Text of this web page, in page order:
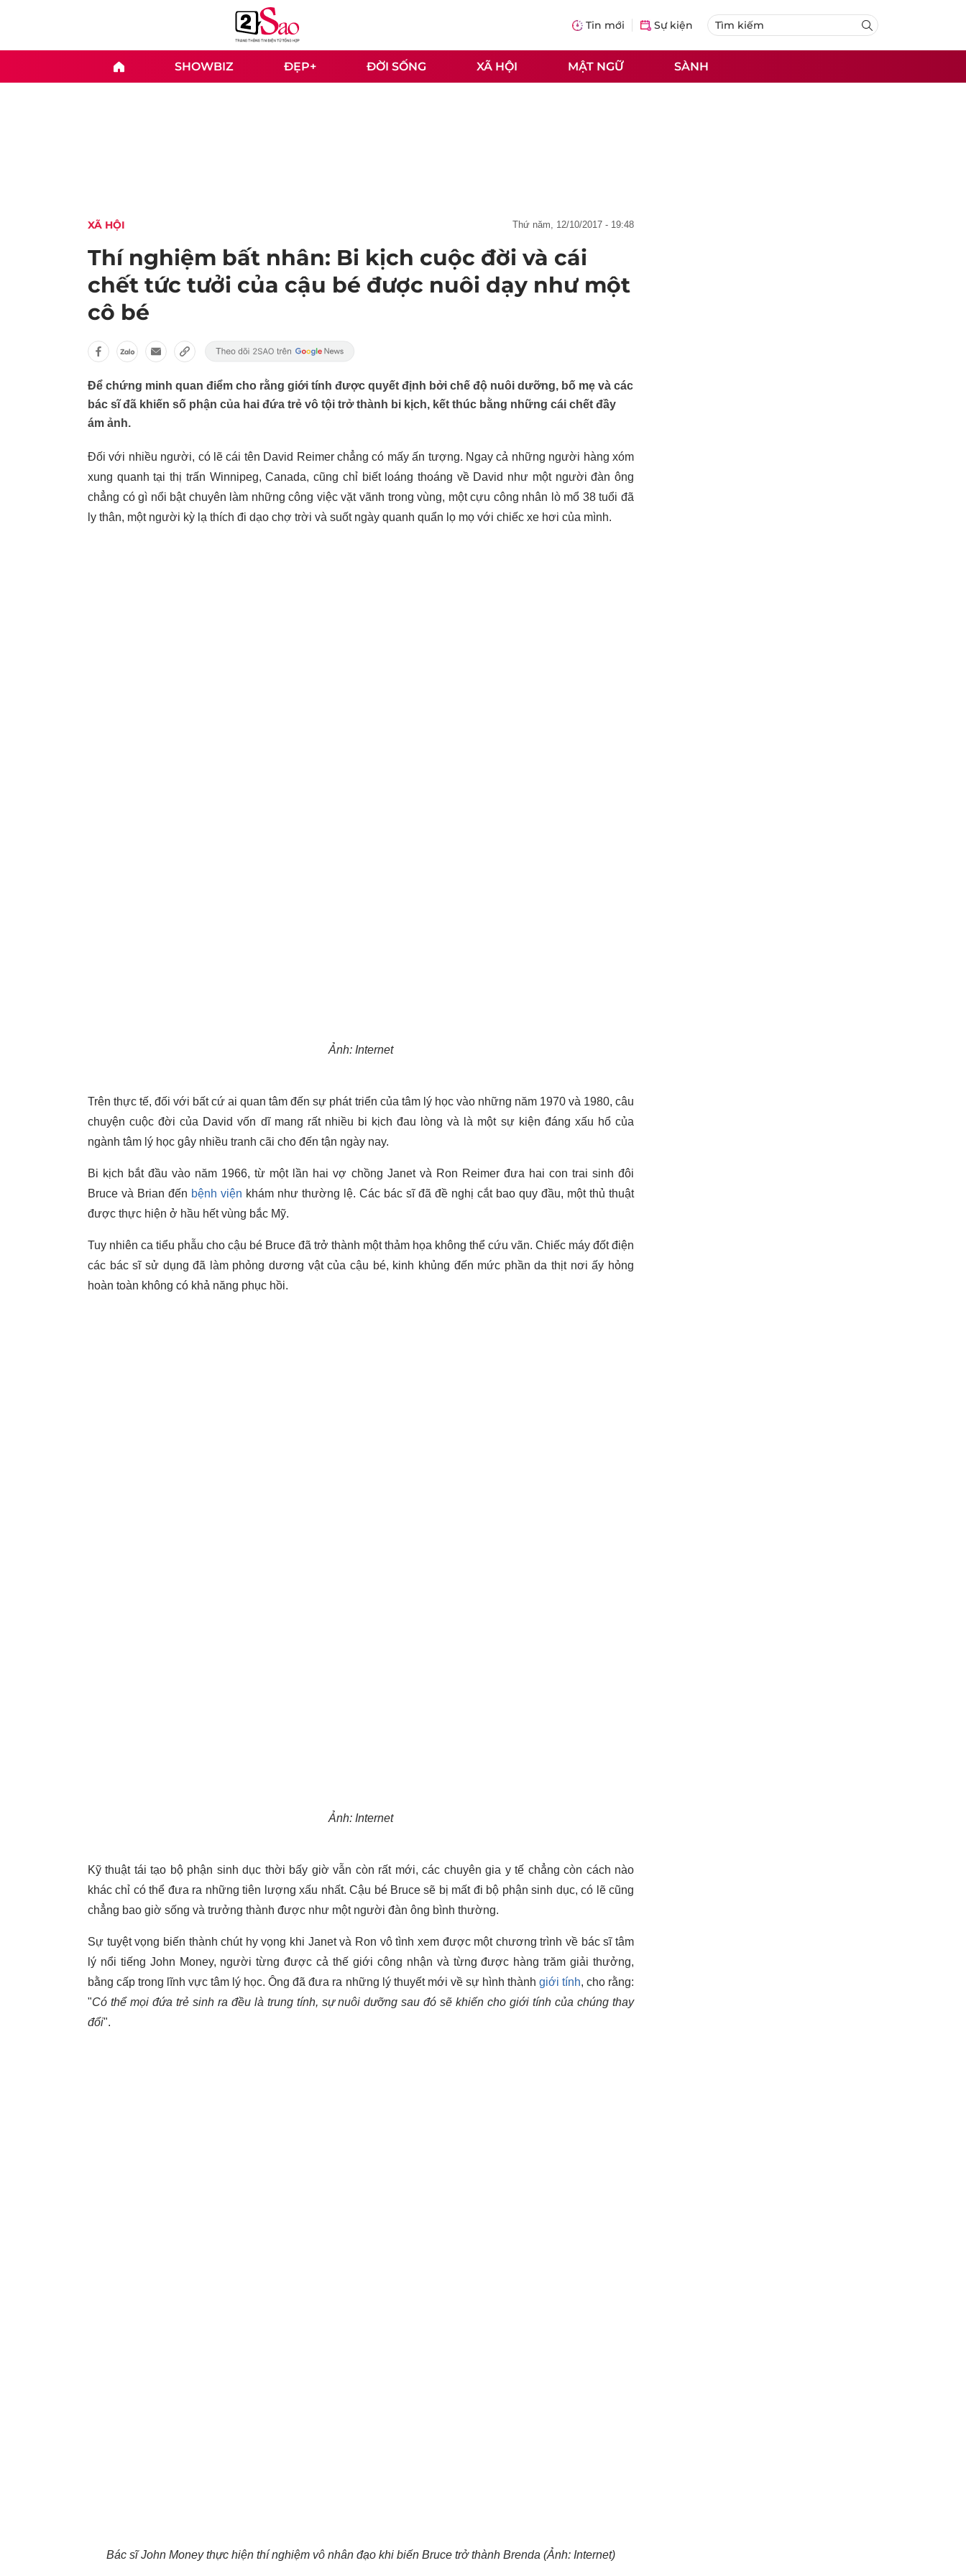
Tin mới Sự kiện
SHOWBIZ ĐẸP+ ĐỜI SỐNG XÃ HỘI MẬT NGỮ SÀNH
XÃ HỘI thứ năm, 12/10/2017 - 19:48
Thí nghiệm bất nhân: Bi kịch cuộc đời và cái
chết tức tưởi của cậu bé được nuôi dạy như một
cô bé
Để chứng minh quan điểm cho rằng giới tính được quyết định bởi chế độ nuôi dưỡng, bố mẹ và các
bác sĩ đã khiến số phận của hai đứa trẻ vô tội trở thành bi kịch, kết thúc bằng những cái chết đầy
ám ảnh.
Đối với nhiều người, có lẽ cái tên David Reimer chẳng có mấy ấn tượng. Ngay cả những người hàng xóm
xung quanh tại thị trấn Winnipeg, Canada, cũng chỉ biết loáng thoáng về David như một người đàn ông
chẳng có gì nổi bật chuyên làm những công việc vặt vãnh trong vùng, một cựu công nhân lò mổ 38 tuổi đã
ly thân, một người kỳ lạ thích đi dạo chợ trời và suốt ngày quanh quẩn lọ mọ với chiếc xe hơi của mình.
Ảnh: Internet
Trên thực tế, đối với bất cứ ai quan tâm đến sự phát triển của tâm lý học vào những năm 1970 và 1980, câu
chuyện cuộc đời của David vốn dĩ mang rất nhiều bi kịch đau lòng và là một sự kiện đáng xấu hổ của
ngành tâm lý học gây nhiều tranh cãi cho đến tận ngày nay.
Bi kịch bắt đầu vào năm 1966, từ một lần hai vợ chồng Janet và Ron Reimer đưa hai con trai sinh đôi
Bruce và Brian đến bệnh viện khám như thường lệ. Các bác sĩ đã đề nghị cắt bao quy đầu, một thủ thuật
được thực hiện ở hầu hết vùng bắc Mỹ.
Tuy nhiên ca tiểu phẫu cho cậu bé Bruce đã trở thành một thảm họa không thể cứu vãn. Chiếc máy đốt điện
các bác sĩ sử dụng đã làm phỏng dương vật của cậu bé, kinh khủng đến mức phần da thịt nơi ấy hỏng
hoàn toàn không có khả năng phục hồi.
Ảnh: Internet
Kỹ thuật tái tạo bộ phận sinh dục thời bấy giờ vẫn còn rất mới, các chuyên gia y tế chẳng còn cách nào
khác chỉ có thể đưa ra những tiên lượng xấu nhất. Cậu bé Bruce sẽ bị mất đi bộ phận sinh dục, có lẽ cũng
chẳng bao giờ sống và trưởng thành được như một người đàn ông bình thường.
Sự tuyệt vọng biến thành chút hy vọng khi Janet và Ron vô tình xem được một chương trình về bác sĩ tâm
lý nổi tiếng John Money, người từng được cả thế giới công nhận và từng được hàng trăm giải thưởng,
bằng cấp trong lĩnh vực tâm lý học. Ông đã đưa ra những lý thuyết mới về sự hình thành giới tính, cho rằng:
"Có thể mọi đứa trẻ sinh ra đều là trung tính, sự nuôi dưỡng sau đó sẽ khiến cho giới tính của chúng thay
đổi".
Bác sĩ John Money thực hiện thí nghiệm vô nhân đạo khi biến Bruce trở thành Brenda (Ảnh: Internet)